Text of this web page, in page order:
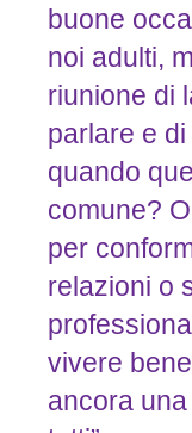
buone
noi adulti,
riunione di
parlare e
quando
comune?
per
relazioni o
vivere
ancora